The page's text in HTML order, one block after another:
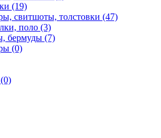
(19)
свитшоты, толстовки (47)
поло (3)
бермуды (7)
(0)